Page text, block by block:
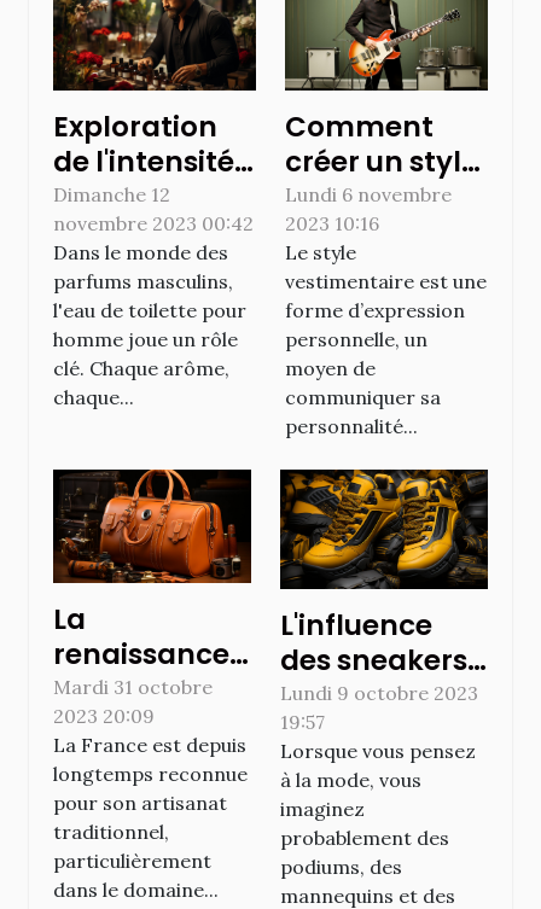
Exploration
de l'intensité
de l'eau de
toilette pour
homme: une
expérience
olfactive
unique
Dimanche 12
novembre 2023 00:42
Dans le monde des
parfums masculins,
l'eau de toilette pour
homme joue un rôle
clé. Chaque arôme,
chaque...
Comment
créer un style
vestimentaire
unique ?
Lundi 6 novembre
2023 10:16
Le style
vestimentaire est une
forme d’expression
personnelle, un
moyen de
communiquer sa
personnalité...
La
renaissance
de l'artisanat
traditionnel :
l'histoire de la
maroquinerie
française
élégante
Mardi 31 octobre
2023 20:09
La France est depuis
longtemps reconnue
pour son artisanat
traditionnel,
particulièrement
dans le domaine...
L'influence
des sneakers
noires et
jaunes dans la
mode
internationale
Lundi 9 octobre 2023
19:57
Lorsque vous pensez
à la mode, vous
imaginez
probablement des
podiums, des
mannequins et des